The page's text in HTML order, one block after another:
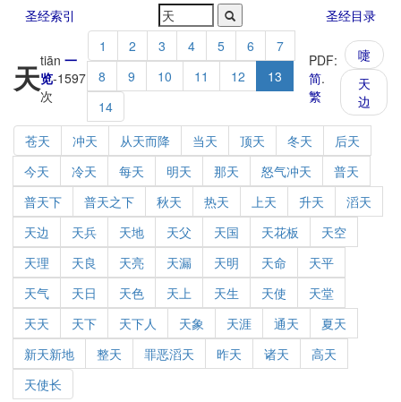
圣经索引 圣经目录
天tiān 一
览-1597
次
1 2 3 4 5 6
7
8
9 10 11 12
13
14
PDF:
简.
繁
嚏
天
边
苍天 冲天 从天而降 当天 顶天 冬天
后天
今天
冷天 每天 明天 那天 怒气冲天
普天
普天下
普天之下 秋天 热天 上天 升天
滔天
天边
天兵 天地 天父 天国 天花板
天空
天理
天良 天亮 天漏 天明 天命
天平
天气
天日 天色 天上 天生 天使
天堂
天天
天下 天下人 天象 天涯 通天
夏天
新天新地
整天 罪恶滔天 昨天 诸天
高天
天使长